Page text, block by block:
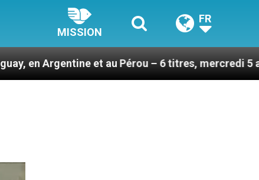
MISSION
FR
et au Pérou – 6 titres, mercredi 5 août 2026